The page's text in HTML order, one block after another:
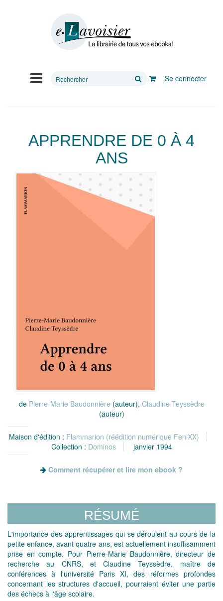
Rechercher
Se connecter
APPRENDRE DE 0 À 4
ANS
de Pierre-Marie Baudonnière (auteur), Claudine Teyssèdre
(auteur)
Maison d'édition : Flammarion (réédition numérique FeniXX)
Collection : Dominos janvier 1994
Comment récupérer et lire mon ebook ?
RÉSUMÉ
L'importance des apprentissages qui se déroulent au cours de la
petite enfance, avant quatre ans, est actuellement insuffisamment
prise en compte. Pour Pierre-Marie Baudonnière, directeur de
recherche au CNRS, et Claudine Teyssèdre, maître de
conférences à l'université Paris XI, des réformes profondes
concernant les structures d'accueil, pourraient éviter une partie
des échecs à l'âge scolaire.